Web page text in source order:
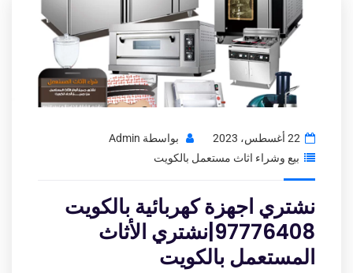
22 أغسطس، 2023 بواسطة Admin
بيع وشراء اثاث مستعمل بالكويت
نشتري اجهزة كهربائية بالكويت
97776408|نشتري الأثاث
المستعمل بالكويت